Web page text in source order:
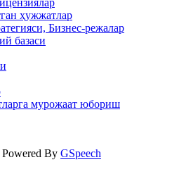
ҳужжатлар
Бизнес-режалар
базаси
мурожаат юбориш
Powered By GSpeech